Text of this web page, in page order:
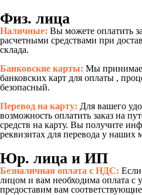
Физ. лица
Наличные: Вы можете оплатить
расчетными средствами при
склада.
Банковские карты: Мы
банковских карт для оплаты ,
безопасный.
Перевод на карту: Для вашего
возможность оплатить заказ на
средств на карту. Вы получите
реквизитах для перевода у наших
Юр. лица и ИП
Безналичная оплата с НДС:
лицом и вам необходима оплата
предоставим вам